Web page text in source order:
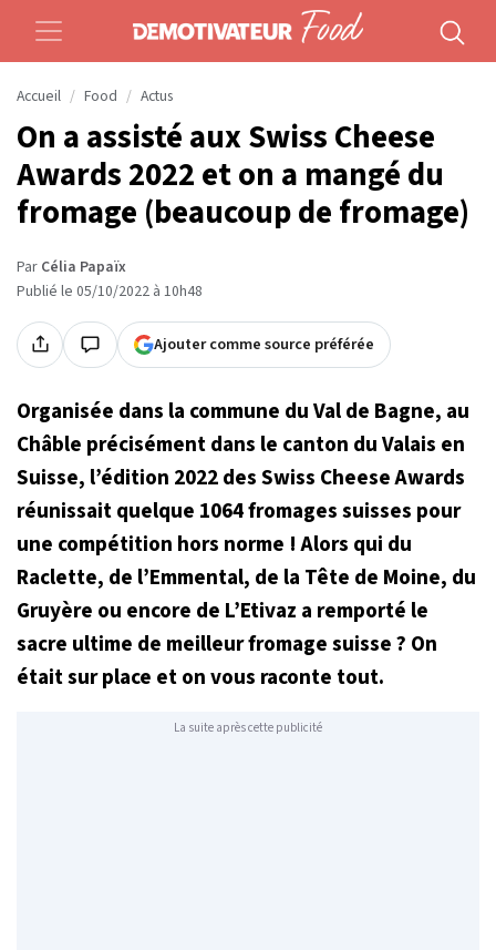
Accueil Food Actus
On a assisté aux Swiss Cheese
Awards 2022 et on a mangé du
fromage (beaucoup de fromage)
Par Célia Papaïx
Publié le 05/10/2022 à 10h48
Ajouter comme source préférée
Organisée dans la commune du Val de Bagne, au
Châble précisément dans le canton du Valais en
Suisse, l’édition 2022 des Swiss Cheese Awards
réunissait quelque 1064 fromages suisses pour
une compétition hors norme ! Alors qui du
Raclette, de l’Emmental, de la Tête de Moine, du
Gruyère ou encore de L’Etivaz a remporté le
sacre ultime de meilleur fromage suisse ? On
était sur place et on vous raconte tout.
La suite après cette publicité